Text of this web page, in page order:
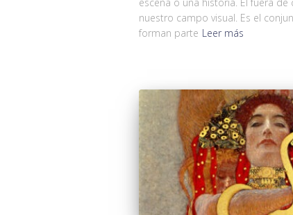
nuestro campo visual. Es el
forman parte Leer más